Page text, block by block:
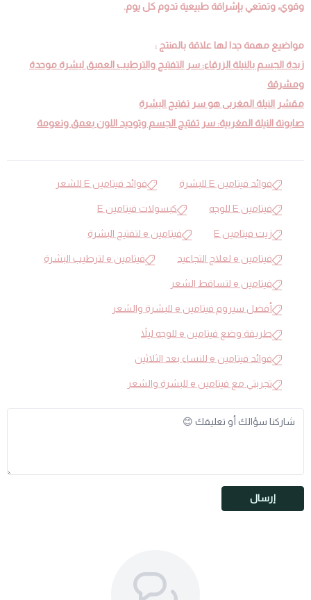
وقوي، وتمتعي بإشراقة طبيعية تدوم كل يوم.
مواضيع مهمة جدا لها علاقة بالمنتج :
زبدة الجسم بالنيلة الزرقاء: سر التفتيح والترطيب العميق لبشرة موحدة
ومشرقة
مقشر النيلة المغربى هو سر تفتيح البشرة
صابونة النيلة المغربية: سر تفتيح الجسم وتوحيد اللون بعمق ونعومة
فوائد فيتامين E للبشرة فوائد فيتامين E للشعر
فيتامين E للوجه كبسولات فيتامين E
زيت فيتامين E فيتامين e لتفتيح البشرة
فيتامين e لعلاج التجاعيد فيتامين e لترطيب البشرة
فيتامين e لتساقط الشعر
أفضل سيروم فيتامين e للبشرة والشعر
طريقة وضع فيتامين e للوجه ليلاً
فوائد فيتامين e للنساء بعد الثلاثين
تجربتي مع فيتامين e للبشرة والشعر
إرسال